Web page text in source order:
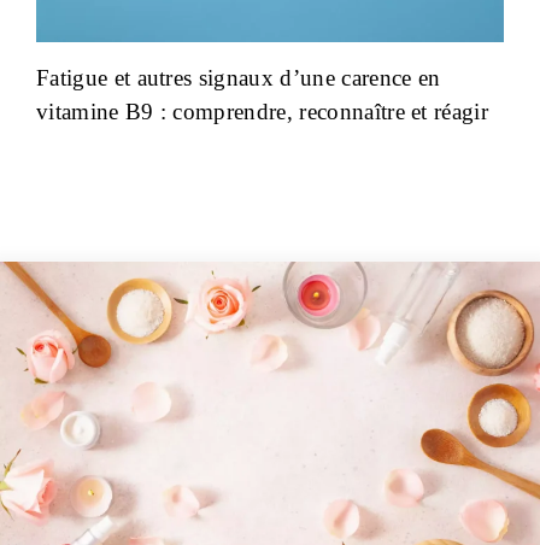
Fatigue et autres signaux d’une carence en
vitamine B9 : comprendre, reconnaître et réagir